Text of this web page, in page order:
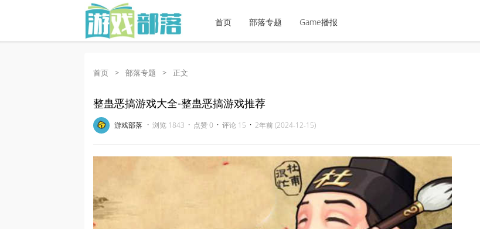
首页 部落专题 Game播报
首页 > 部落专题 > 正文
整蛊恶搞游戏大全-整蛊恶搞游戏推荐
游戏部落 · 浏览 1843 · 点赞 0 · 评论 15 · 2年前 (2024-12-15)